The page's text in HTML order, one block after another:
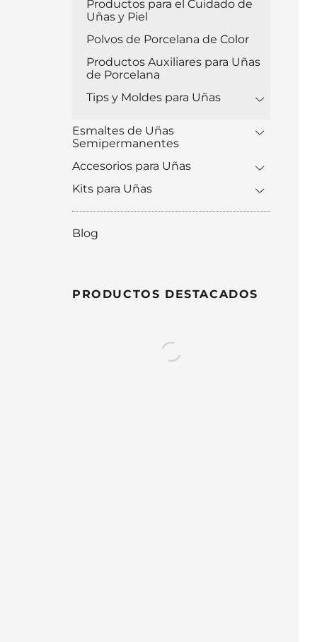
Productos para el Cuidado de
Uñas y Piel
Polvos de Porcelana de Color
Productos Auxiliares para Uñas
de Porcelana
Tips y Moldes para Uñas
Esmaltes de Uñas
Semipermanentes
Accesorios para Uñas
Kits para Uñas
Blog
PRODUCTOS DESTACADOS